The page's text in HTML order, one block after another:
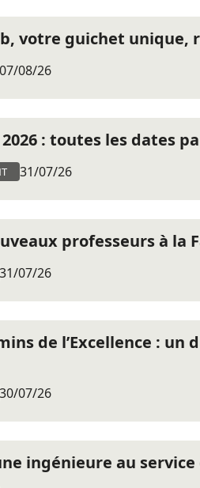
votre guichet
07/08/26
: toutes les dates
31/07/26
professeurs à la
31/07/26
de l’Excellence :
30/07/26
ingénieure au